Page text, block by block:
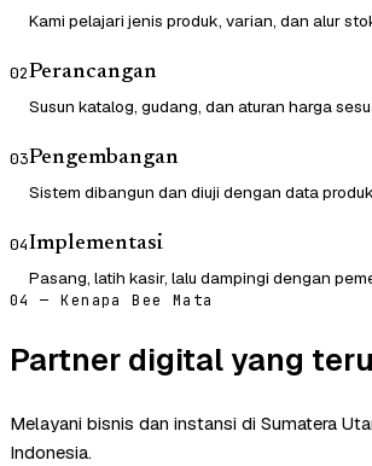
Kami pelajari jenis produk, varian, dan alur
02Perancangan
Susun katalog, gudang, dan aturan harga
03Pengembangan
Sistem dibangun dan diuji dengan data
04Implementasi
Pasang, latih kasir, lalu dampingi dengan
04 — Kenapa Bee Mata
Partner digital yang
Melayani bisnis dan instansi di Sumatera
Indonesia.